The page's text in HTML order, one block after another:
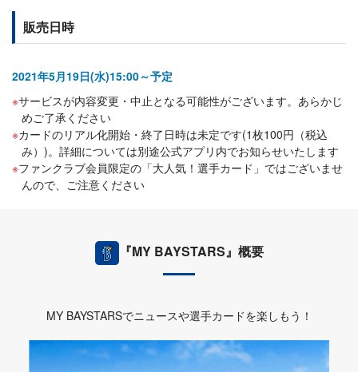
販売日時
2021年5月19日(水)15:00～予定
サービスが内容変更・中止となる可能性がございます。あらかじ
めご了承ください
カードのリアル化開始・終了日時は未定です(1枚100円（税込
み）)。詳細については別途公式アプリ内でお知らせいたします
ファンクラブ会員限定の「大人気！選手カード」ではございませ
んので、ご注意ください
『MY BAYSTARS』概要
MY BAYSTARSでニュースや選手カードを楽しもう！